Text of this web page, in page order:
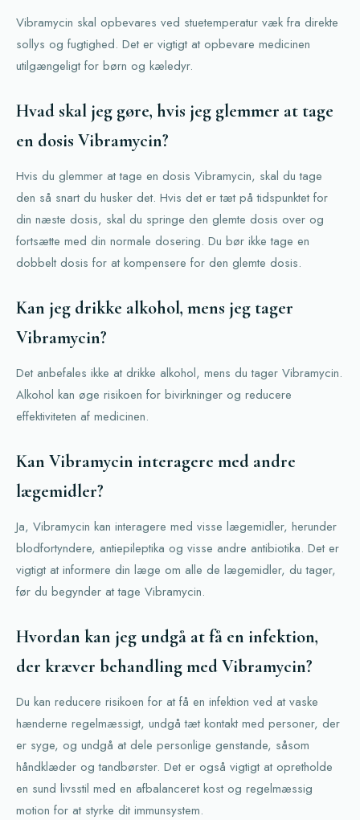
Vibramycin skal opbevares ved stuetemperatur væk fra direkte
sollys og fugtighed. Det er vigtigt at opbevare medicinen
utilgængeligt for børn og kæledyr.
Hvad skal jeg gøre, hvis jeg glemmer at tage
en dosis Vibramycin?
Hvis du glemmer at tage en dosis Vibramycin, skal du tage
den så snart du husker det. Hvis det er tæt på tidspunktet for
din næste dosis, skal du springe den glemte dosis over og
fortsætte med din normale dosering. Du bør ikke tage en
dobbelt dosis for at kompensere for den glemte dosis.
Kan jeg drikke alkohol, mens jeg tager
Vibramycin?
Det anbefales ikke at drikke alkohol, mens du tager Vibramycin.
Alkohol kan øge risikoen for bivirkninger og reducere
effektiviteten af medicinen.
Kan Vibramycin interagere med andre
lægemidler?
Ja, Vibramycin kan interagere med visse lægemidler, herunder
blodfortyndere, antiepileptika og visse andre antibiotika. Det er
vigtigt at informere din læge om alle de lægemidler, du tager,
før du begynder at tage Vibramycin.
Hvordan kan jeg undgå at få en infektion,
der kræver behandling med Vibramycin?
Du kan reducere risikoen for at få en infektion ved at vaske
hænderne regelmæssigt, undgå tæt kontakt med personer, der
er syge, og undgå at dele personlige genstande, såsom
håndklæder og tandbørster. Det er også vigtigt at opretholde
en sund livsstil med en afbalanceret kost og regelmæssig
motion for at styrke dit immunsystem.